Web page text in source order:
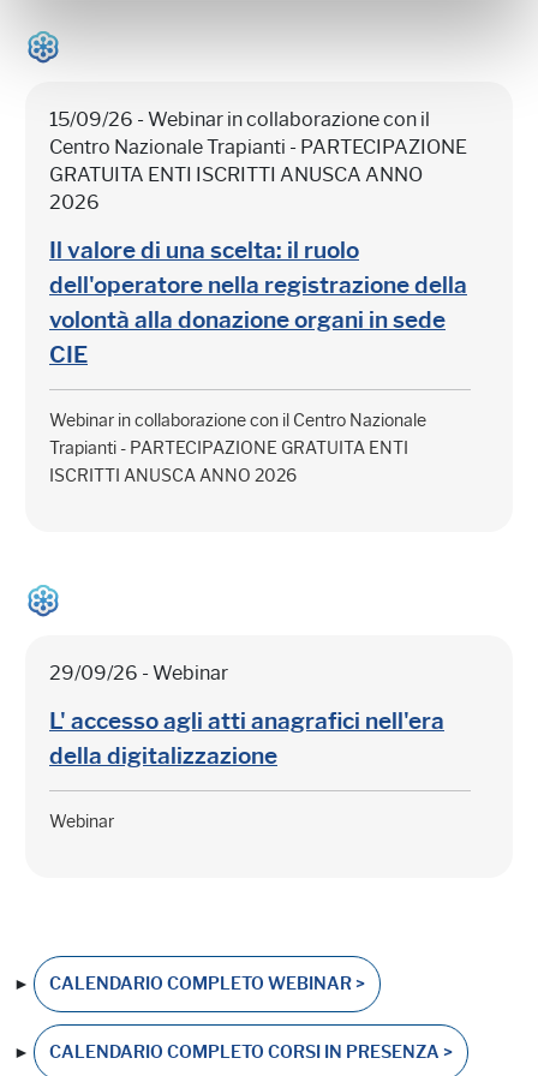
15/09/26 - Webinar in collaborazione con il
Centro Nazionale Trapianti - PARTECIPAZIONE
GRATUITA ENTI ISCRITTI ANUSCA ANNO
2026
Il valore di una scelta: il ruolo
dell'operatore nella registrazione della
volontà alla donazione organi in sede
CIE
Webinar in collaborazione con il Centro Nazionale
Trapianti - PARTECIPAZIONE GRATUITA ENTI
ISCRITTI ANUSCA ANNO 2026
29/09/26 - Webinar
L' accesso agli atti anagrafici nell'era
della digitalizzazione
Webinar
► CALENDARIO COMPLETO WEBINAR >
► CALENDARIO COMPLETO CORSI IN PRESENZA >